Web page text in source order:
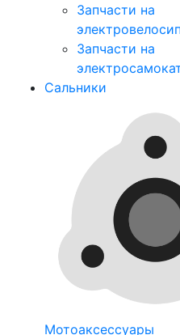
Запчасти на
Запчасти на
Сальники
Мотоаксессуары